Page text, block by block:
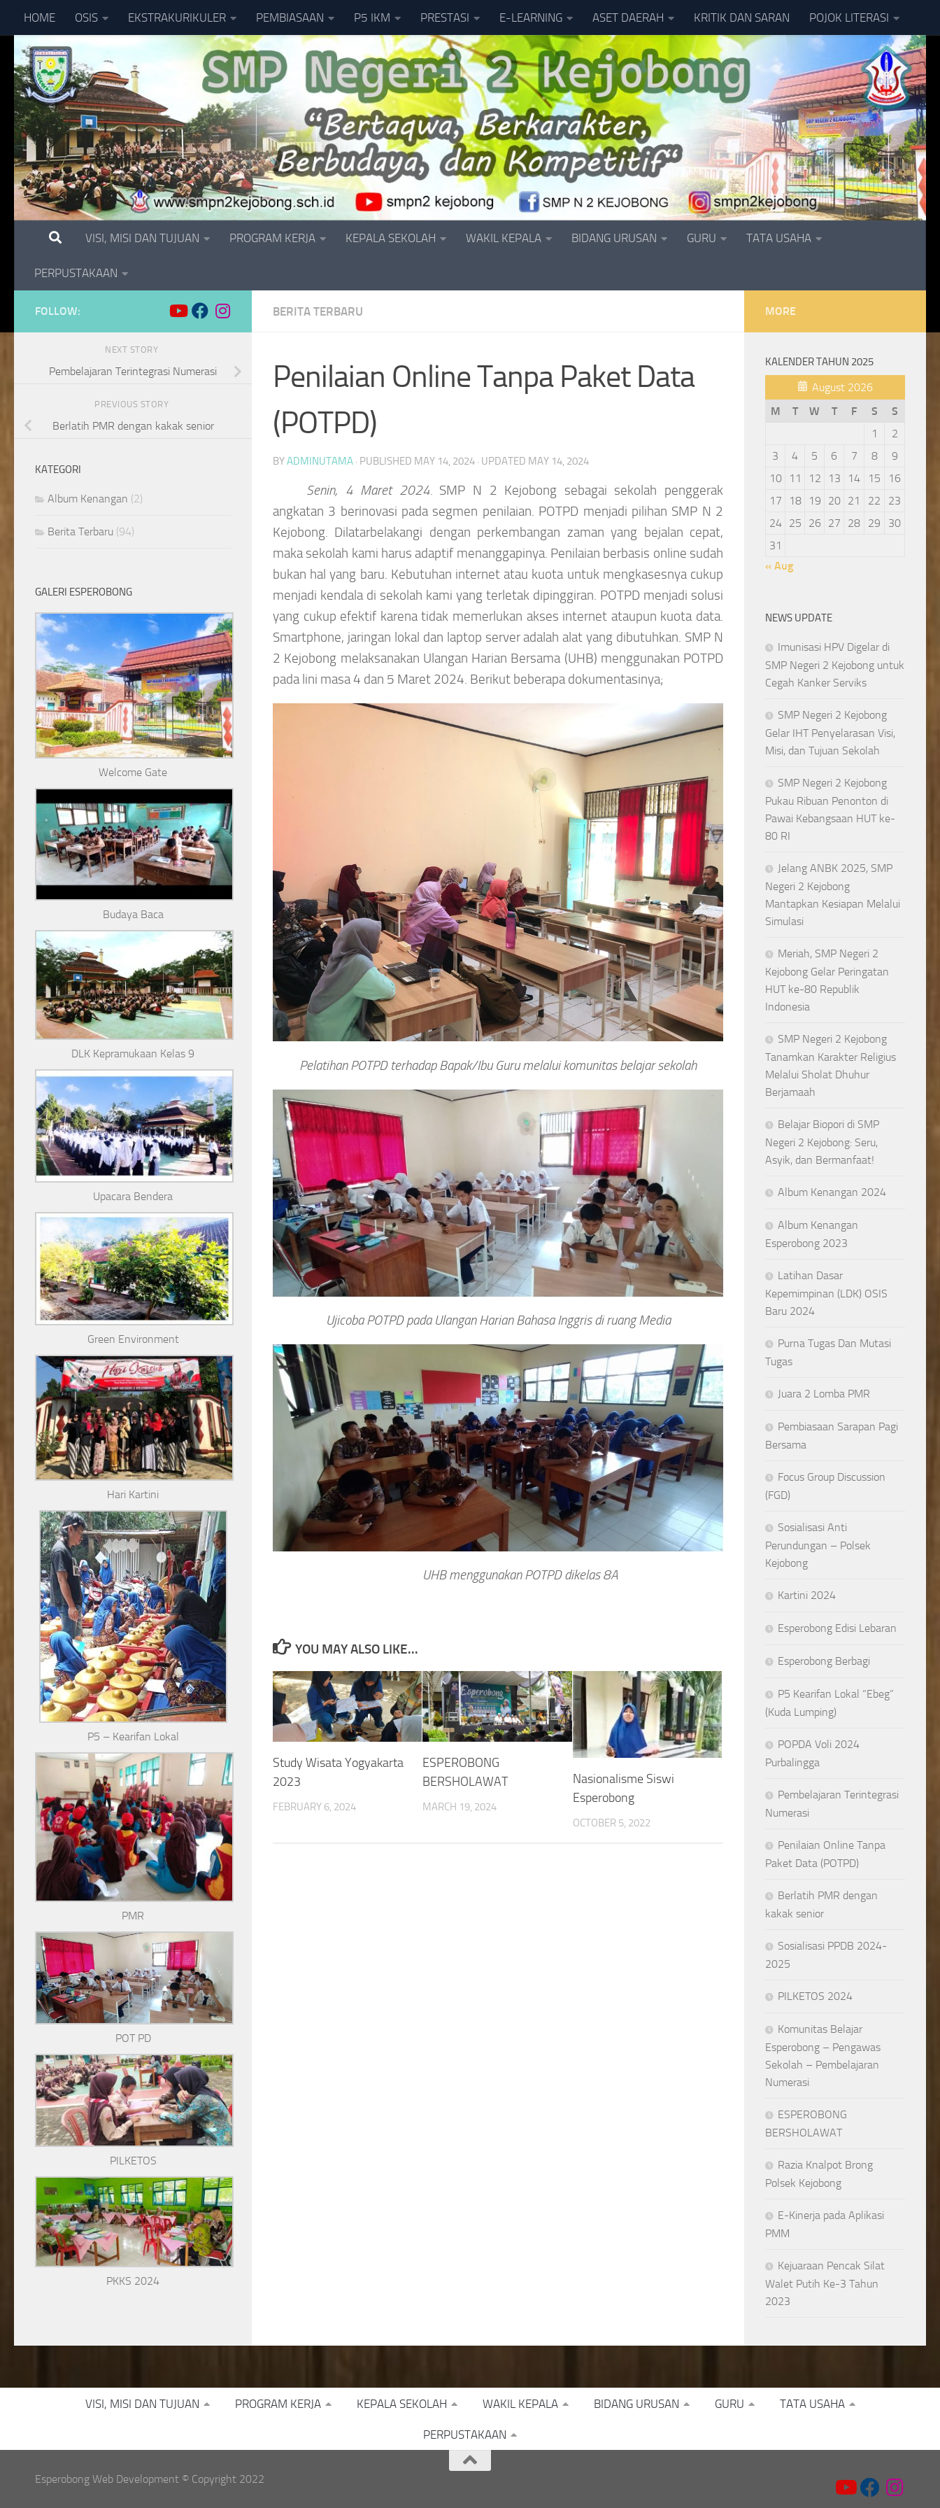
Skip to content
HOME OSIS EKSTRAKURIKULER PEMBIASAAN P5 IKM PRESTASI E-LEARNING ASET DAERAH KRITIK DAN SARAN POJOK LITERASI
VISI, MISI DAN TUJUAN PROGRAM KERJA KEPALA SEKOLAH WAKIL KEPALA BIDANG URUSAN GURU TATA USAHA
PERPUSTAKAAN
BERITA TERBARU
Penilaian Online Tanpa Paket Data
(POTPD)
BYADMINUTAMA · PUBLISHED MAY 14, 2024 · UPDATED MAY 14, 2024
Senin, 4 Maret 2024. SMP N 2 Kejobong sebagai sekolah penggerak
angkatan 3 berinovasi pada segmen penilaian. POTPD menjadi pilihan SMP N 2
Kejobong. Dilatarbelakangi dengan perkembangan zaman yang bejalan cepat,
maka sekolah kami harus adaptif menanggapinya. Penilaian berbasis online sudah
bukan hal yang baru. Kebutuhan internet atau kuota untuk mengkasesnya cukup
menjadi kendala di sekolah kami yang terletak dipinggiran. POTPD menjadi solusi
yang cukup efektif karena tidak memerlukan akses internet ataupun kuota data.
Smartphone, jaringan lokal dan laptop server adalah alat yang dibutuhkan. SMP N
2 Kejobong melaksanakan Ulangan Harian Bersama (UHB) menggunakan POTPD
pada lini masa 4 dan 5 Maret 2024. Berikut beberapa dokumentasinya;
Pelatihan POTPD terhadap Bapak/Ibu Guru melalui komunitas belajar sekolah
Ujicoba POTPD pada Ulangan Harian Bahasa Inggris di ruang Media
UHB menggunakan POTPD dikelas 8A
YOU MAY ALSO LIKE...
Study Wisata Yogyakarta
2023
FEBRUARY 6, 2024
ESPEROBONG
BERSHOLAWAT
MARCH 19, 2024
Nasionalisme Siswi
Esperobong
OCTOBER 5, 2022
FOLLOW:
NEXT STORY
Pembelajaran Terintegrasi Numerasi
PREVIOUS STORY
Berlatih PMR dengan kakak senior
KATEGORI
Album Kenangan (2)
Berita Terbaru (94)
GALERI ESPEROBONG
Welcome Gate
Budaya Baca
DLK Kepramukaan Kelas 9
Upacara Bendera
Green Environment
Hari Kartini
P5 – Kearifan Lokal
PMR
POT PD
PILKETOS
PKKS 2024
MORE
KALENDER TAHUN 2025
August 2026
M
T W T F S
S
1
2
3
4 5 6 7 8
9
10
11 12 13 14 15
16
17
18 19 20 21 22
23
24
25 26 27 28 29
30
31
« Aug
NEWS UPDATE
Imunisasi HPV Digelar di
SMP Negeri 2 Kejobong untuk
Cegah Kanker Serviks
SMP Negeri 2 Kejobong
Gelar IHT Penyelarasan Visi,
Misi, dan Tujuan Sekolah
SMP Negeri 2 Kejobong
Pukau Ribuan Penonton di
Pawai Kebangsaan HUT ke-
80 RI
Jelang ANBK 2025, SMP
Negeri 2 Kejobong
Mantapkan Kesiapan Melalui
Simulasi
Meriah, SMP Negeri 2
Kejobong Gelar Peringatan
HUT ke-80 Republik
Indonesia
SMP Negeri 2 Kejobong
Tanamkan Karakter Religius
Melalui Sholat Dhuhur
Berjamaah
Belajar Biopori di SMP
Negeri 2 Kejobong: Seru,
Asyik, dan Bermanfaat!
Album Kenangan 2024
Album Kenangan
Esperobong 2023
Latihan Dasar
Kepemimpinan (LDK) OSIS
Baru 2024
Purna Tugas Dan Mutasi
Tugas
Juara 2 Lomba PMR
Pembiasaan Sarapan Pagi
Bersama
Focus Group Discussion
(FGD)
Sosialisasi Anti
Perundungan – Polsek
Kejobong
Kartini 2024
Esperobong Edisi Lebaran
Esperobong Berbagi
P5 Kearifan Lokal “Ebeg”
(Kuda Lumping)
POPDA Voli 2024
Purbalingga
Pembelajaran Terintegrasi
Numerasi
Penilaian Online Tanpa
Paket Data (POTPD)
Berlatih PMR dengan
kakak senior
Sosialisasi PPDB 2024-
2025
PILKETOS 2024
Komunitas Belajar
Esperobong – Pengawas
Sekolah – Pembelajaran
Numerasi
ESPEROBONG
BERSHOLAWAT
Razia Knalpot Brong
Polsek Kejobong
E-Kinerja pada Aplikasi
PMM
Kejuaraan Pencak Silat
Walet Putih Ke-3 Tahun
2023
VISI, MISI DAN TUJUAN PROGRAM KERJA KEPALA SEKOLAH WAKIL KEPALA BIDANG URUSAN GURU TATA USAHA
PERPUSTAKAAN
Esperobong Web Development © Copyright 2022